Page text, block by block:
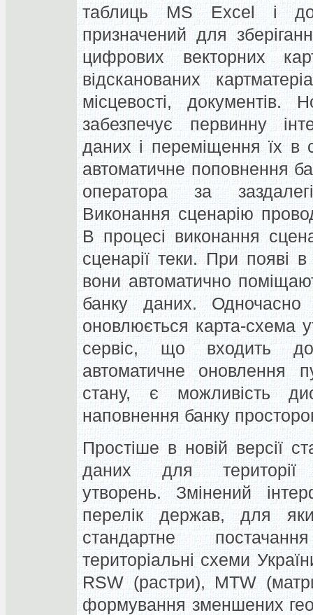
таблиць MS Excel і
призначений для
цифрових векторних
відсканованих
місцевості,
забезпечує первинну
даних і переміщення їх в
автоматичне поповнення
оператора за
Виконання сценарію
В процесі виконання
сценарії теки. При появі
вони автоматично
банку даних.
оновлюється карта-схема
сервіс, що входить
автоматичне оновлення
стану, є можливість
наповнення банку
Простіше в новій версії
даних для території
утворень. Змінений
перелік держав, для
стандартне
територіальні схеми
RSW (растри), MTW
формування зменшених